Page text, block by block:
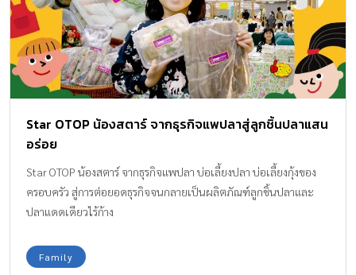
Star OTOP น้องสตาร์ จากธุรกิจแพปลาสู่ลูกชิ้นปลาแสน
อร่อย
Star OTOP น้องสตาร์ จากธุรกิจแพปลา บ่อเลี้ยงปลา บ่อเลี้ยงกุ้งของ
ครอบครัว สู่การต่อยอดธุรกิจจนกลายเป็นผลิตภัณฑ์ลูกชิ้นปลาและ
ปลาแดดเดียวไร้ก้าง
Family